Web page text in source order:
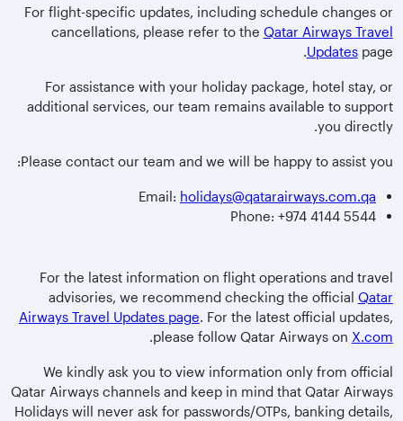
For flight-specific updates, including schedule changes or
cancellations, please refer to the Qatar Airways Travel
Updatespage.
For assistance with your holiday package, hotel stay, or
additional services, our team remains available to support
you directly.
Please contact our team and we will be happy to assist you:
Email: holidays@qatarairways.com.qa
Phone: +974 4144 5544
For the latest information on flight operations and travel
advisories, we recommend checking the official Qatar
Airways Travel Updates page. For the latest official updates,
please follow Qatar Airways on X.com
.
We kindly ask you to view information only from official
Qatar Airways channels and keep in mind that Qatar Airways
Holidays will never ask for passwords/OTPs, banking details,